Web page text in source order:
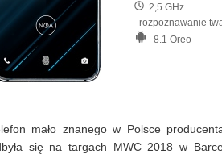
2,5 GHz
rozpoznawanie
8.1 Oreo
mało znanego w Polsce
się na targach MWC 2018 w